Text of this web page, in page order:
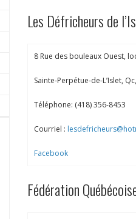
Les Défricheurs de
8 Rue des bouleaux Ouest,
Sainte-Perpétue-de-L’Islet,
Téléphone: (418) 356-8453
Courriel :
Facebook
Fédération